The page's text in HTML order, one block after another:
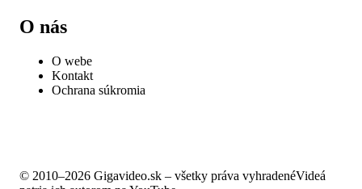
O nás
O webe
Kontakt
Ochrana súkromia
© 2010–2026 Gigavideo.sk – všetky práva vyhradenéVideá